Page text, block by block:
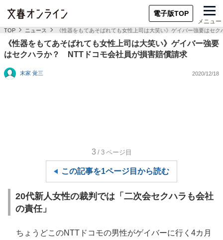
電子版TOP
メニュー
TOP ニュース 《性器をもてあそばれても女性上司は大笑い》ゲイバー強要はセ
《性器をもてあそばれても女性上司は大笑い》ゲイバー強要
はセクハラか？ NTTドコモ会社員が損害賠償請求
末家 覚三 2020/12/18
3 /3 ページ目
この記事を1ページ目から読む
20代新人女性の裁判では「二次会セクハラも会社
の責任」
ちょうどこのNTTドコモの男性がゲイバーに行く4カ月